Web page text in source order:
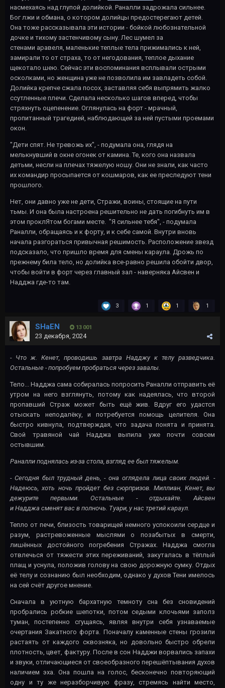
насмехаясь над глупой долийкой. Раналли задрожала сильнее.
Бог лжи и обмана, о котором долийцы предостерегают детей.
Она тоже рассказывала эти истории - бойкой любознательной
дочке и тихому застенчивому сыну. Лес шумел за
стенами аравеля, маленькие теплые тела прижимались к ней,
замирали то от страха, то от негодования, теплое дыхание
щекотало шею. Сейчас эти воспоминания всплывали острыми
осколками, но женщина уже не позволила им завладеть собой.
Долийка крепче сжала посох, заставляя себя выпрямить жалко
ссутленные плечи. Сделала несколько шагов вперед, чтобы
стряхнуть оцепенение. Оглянулась на форт - мрачный,
пропитанный трагедией, наблюдающей за ней пустыми проемами
окон.
"Дети спят. Не тревожь их", - подумала она, глядя на
мелькнувший в окне огонек от камина. Те, кого она назвала
детьми, несли на плечах тяжелую ношу. Они не знали, как часто
их командир просыпается от кошмаров, как ее преследуют тени
прошлого.
Нет, они давно уже не дети, Стражи, воины, стоящие на пути
тьмы. И она была настроена решительно не дать погибнуть им в
этом проклЯтом богами месте. "Я сильнее тебя", - подумала
Раналли, обращаясь и к форту, и к себе самой. Внутри вновь
начала разгораться привычная решимость. Расположение звезд
подсказало, что пришло время для смены караула. Дрожь по
прежнему била тело, но долийка все-равно решила обойти двор,
чтобы войти в форт через главный зал - наверняка Айсвен и
Надджа где-то там.
3 1 1 1
SHaEN 13 001
23 декабря, 2024
- Что ж. Кенет, проводишь завтра Надджу к телу разведчика.
Остальные - попробуем пробраться через завалы.
Тело... Надджа сама собиралась попросить Раналли отправить её
утром на него взглянуть, потому как надеялась, что второй
пропавший Страж может быть ещё жив. Вдруг его удастся
отыскать неподалёку, и потребуется помощь целителя. Она
быстро кивнула, подтверждая, что задача понята и принята.
Свой травяной чай Надджа выпила уже почти совсем
остывшим.
Раналли поднялась из-за стола, взгляд ее был тяжелым.
- Сегодня был трудный день, - она оглядела лица своих людей. -
Надеюсь, хоть ночь пройдет без сюрпризов. Миллиан, Кенет, вы
дежурите первыми. Остальные - отдыхайте. Айсвен
и Надджа сменят вас в полночь. Туари, у нас третий караул.
Тепло от печи, близость товарищей немного успокоили сердце и
разум, растревоженные мыслями о позабытых в смерти,
лишённых достойного погребения Стражах. Надджа смогла
отвлечься от тяжести этих переживаний, закуталась в тёплый
плащ и уснула, положив голову на свою дорожную сумку. Отдых
её телу и сознанию был необходим, однако у духов Тени имелось
на сей счёт другое мнение.
Сначала в уютную бархатную темноту сна без сновидений
пробрались робкие шепотки, потом седыми клочьями заполз
туман, постепенно сгущаясь, являя внутри себя узнаваемые
очертания Закатного форта. Поначалу каменные стены грозили
растаять от каждого сквозняка, но довольно быстро обрели
плотность, цвет, фактуру. После в сон Надджи ворвались запахи
и звуки, отличающиеся от своеобразного перешёптывания духов
наличием эха. Она пошла на голос, бесконечно повторяющий
одну и ту же неразборчивую фразу, стремясь найти место,